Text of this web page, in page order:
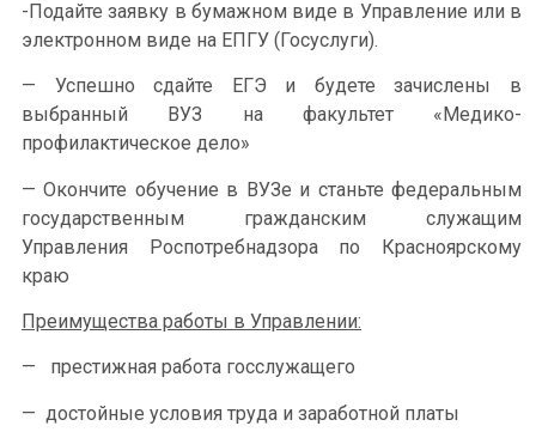
-Подайте заявку в бумажном виде в Управление или в
электронном виде на ЕПГУ (Госуслуги).
— Успешно сдайте ЕГЭ и будете зачислены в
выбранный ВУЗ на факультет «Медико-
профилактическое дело»
— Окончите обучение в ВУЗе и станьте федеральным
государственным гражданским служащим
Управления Роспотребнадзора по Красноярскому
краю
Преимущества работы в Управлении:
— престижная работа госслужащего
— достойные условия труда и заработной платы